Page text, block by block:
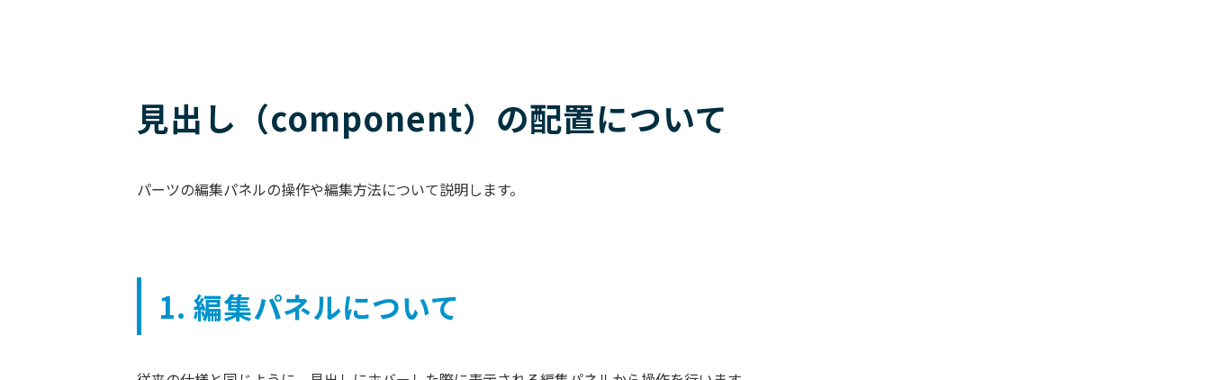
見出し（component）の配置について
パーツの編集パネルの操作や編集方法について説明します。
1. 編集パネルについて